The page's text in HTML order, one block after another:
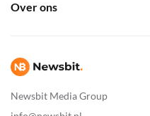
Newsbit Media Group
Over ons